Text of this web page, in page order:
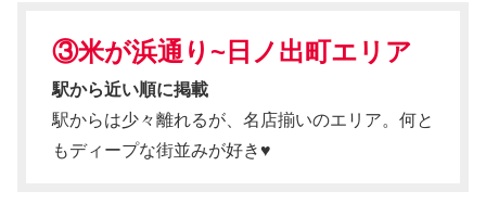
③米が浜通り~日ノ出町エリア
駅から近い順に掲載
駅からは少々離れるが、名店揃いのエリア。何と
もディープな街並みが好き♥